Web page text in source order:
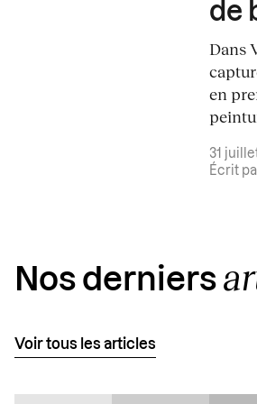
de
Dans
en
31
Écrit
Nos derniers
Voir tous les articles